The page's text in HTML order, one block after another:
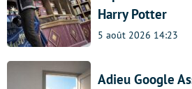
Harry Potter
5 août 2026 14:23
Adieu Google